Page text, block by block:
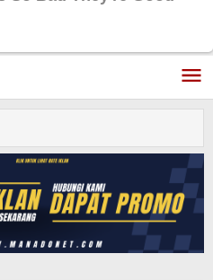
Buser
dan
Tim
Opsnal
Polresta
Manado